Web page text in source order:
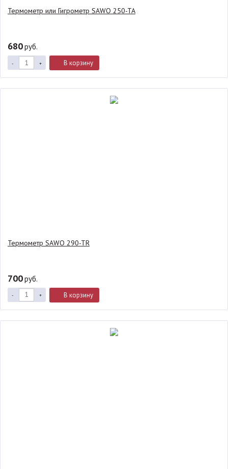
Термометр или Гигрометр SAWO 250-TA
680руб.
- + В корзину
Термометр SAWO 290-TR
700руб.
- + В корзину